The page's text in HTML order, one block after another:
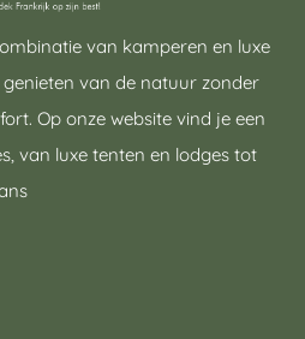
van kamperen en luxe
van de natuur zonder
Op onze website vind je een
van luxe tenten en lodges tot